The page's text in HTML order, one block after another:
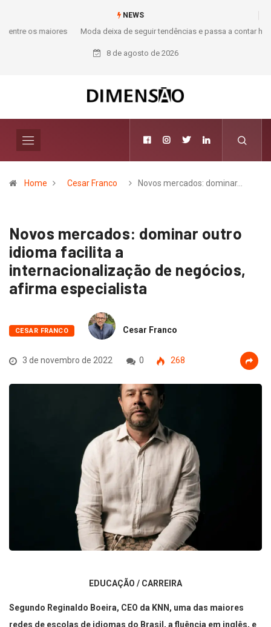
NEWS
Moda deixa de seguir tendências e passa a contar histórias; Forward
aposta na curadoria como novo luxo
8 de agosto de 2026
Home Cesar Franco Novos mercados: dominar…
Novos mercados: dominar outro
idioma facilita a
internacionalização de negócios,
afirma especialista
CESAR FRANCO Cesar Franco
3 de novembro de 2022 0 268
EDUCAÇÃO / CARREIRA
Segundo Reginaldo Boeira, CEO da KNN, uma das maiores
redes de escolas de idiomas do Brasil, a fluência em inglês, e